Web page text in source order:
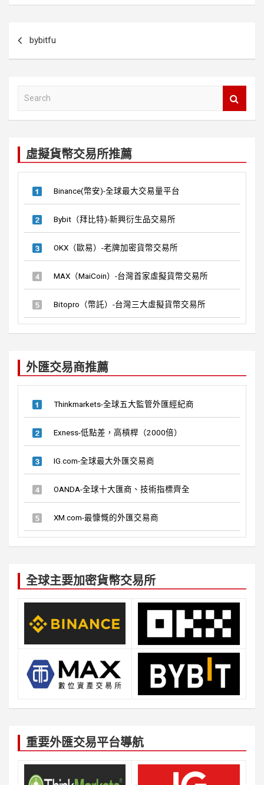
ce
b
o
e
tt er d
bybitfu
虛擬貨幣交易所推薦
Binance(幣安)-全球最大交易量平台
Bybit（拜比特)-新興衍生品交易所
OKX（歐易）-老牌加密貨幣交易所
MAX（MaiCoin）-台灣首家虛擬貨幣交易所
Bitopro（幣託）-台灣三大虛擬貨幣交易所
外匯交易商推薦
Thinkmarkets-全球五大監管外匯經紀商
Exness-低點差，高槓桿（2000倍）
IG.com-全球最大外匯交易商
OANDA-全球十大匯商、技術指標齊全
XM.com-最慷慨的外匯交易商
全球主要加密貨幣交易所
重要外匯交易平台導航